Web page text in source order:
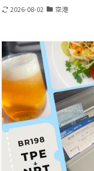
2026-08-02 空港